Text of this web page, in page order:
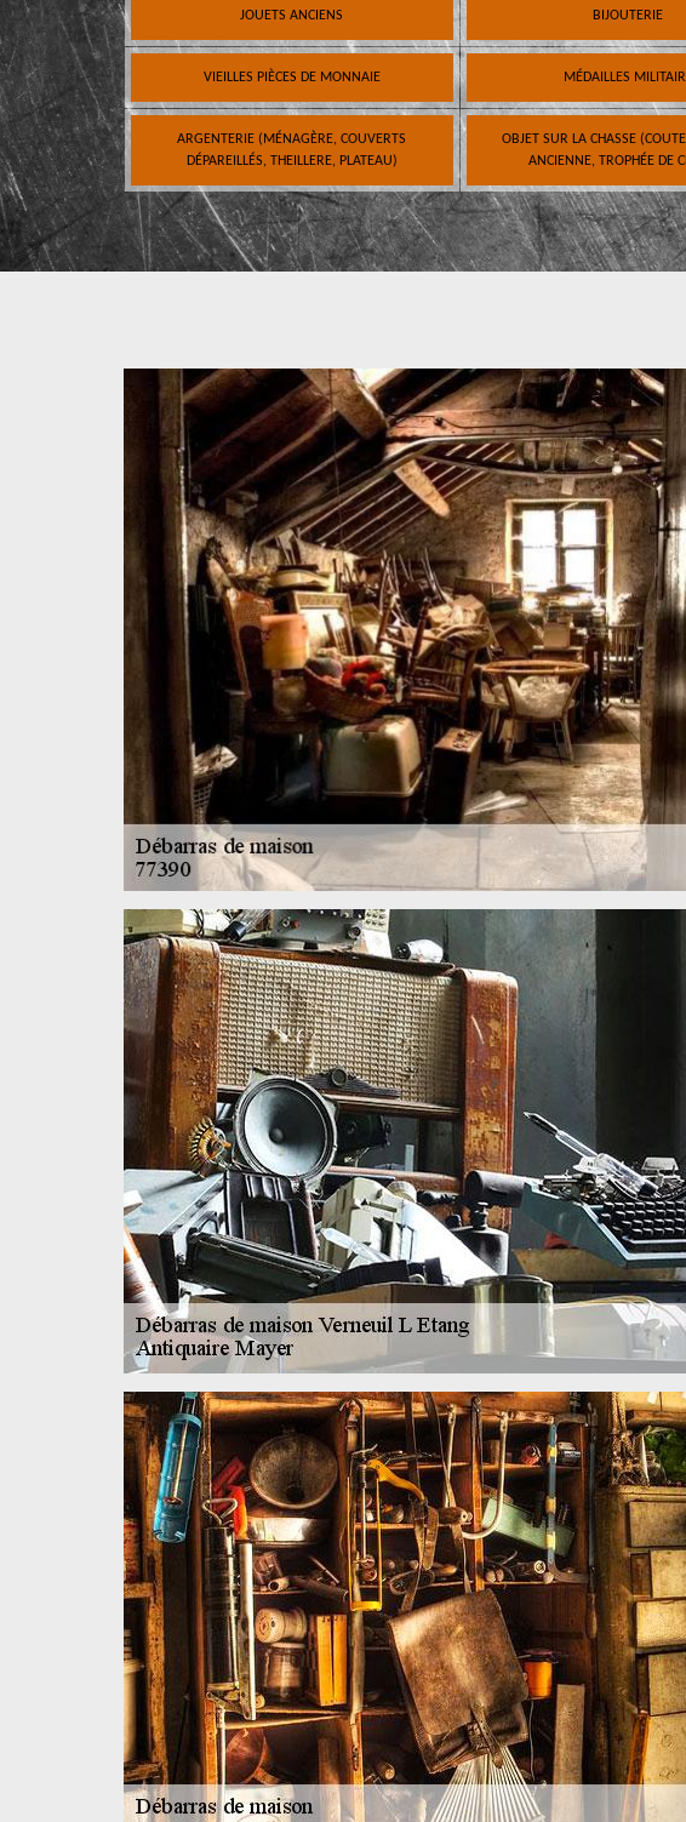
JOUETS ANCIENS BIJOUTERIE
VIEILLES PIÈCES DE MONNAIE MÉDAILLES
ARGENTERIE (MÉNAGÈRE, COUVERTS
DÉPAREILLÉS, THEILLERE, PLATEAU)
OBJET SUR LA CHASSE
ANCIENNE, TROPHÉE DE